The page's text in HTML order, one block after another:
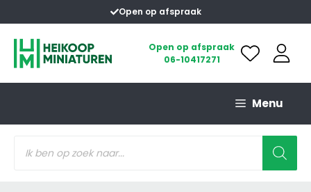
naar
inhoud
Open op afspraak
Open op afspraak
06-10417271
Menu
zoeken